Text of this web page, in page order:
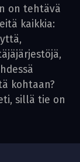
on tehtävä
kaikkia:
kohtaan?
sillä tie on